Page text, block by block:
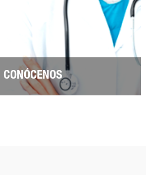
CONÓCENOS